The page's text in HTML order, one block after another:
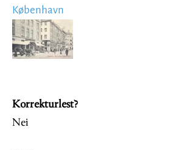
København
Image
Korrekturlest?
Nei